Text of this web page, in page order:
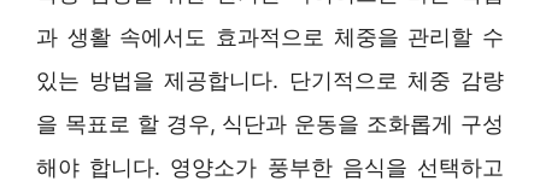
과 생활 속에서도 효과적으로 체중을 관리할 수
있는 방법을 제공합니다. 단기적으로 체중 감량
을 목표로 할 경우, 식단과 운동을 조화롭게 구성
해야 합니다. 영양소가 풍부한 음식을 선택하고